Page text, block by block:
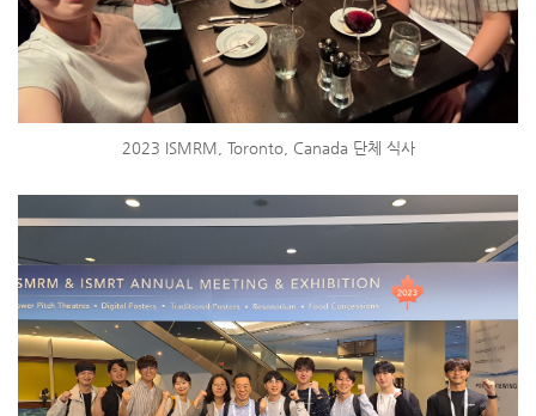
2023 ISMRM, Toronto, Canada 단체 식사